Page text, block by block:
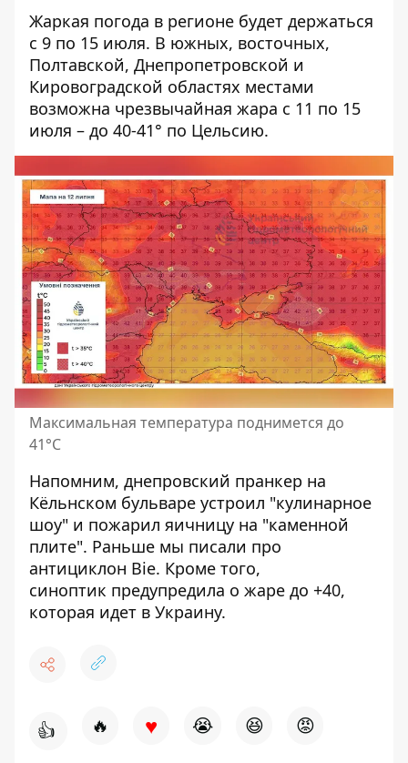
Жаркая погода в регионе будет держаться
с 9 по 15 июля. В южных, восточных,
Полтавской, Днепропетровской и
Кировоградской областях местами
возможна чрезвычайная жара с 11 по 15
июля – до 40-41° по Цельсию.
Максимальная температура поднимется до
41°С
Напомним, днепровский пранкер на
Кёльнском бульваре устроил "кулинарное
шоу" и пожарил яичницу на "каменной
плите". Раньше мы писали про
антициклон Bie. Кроме того,
синоптик предупредила о жаре до +40,
которая идет в Украину.
👍 🔥 ♥ 😭 😆 😡